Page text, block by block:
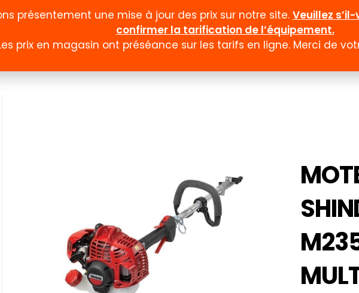
Boutique Documentation Formulaires Promotion
présentement une mise à jour des prix sur notre site. Veuillez
confirmer la tarification de l’équipement.
prix en magasin ont préséance sur les tarifs en ligne. Merci de